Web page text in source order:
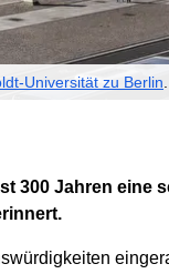
Universität zu Berlin
300 Jahren eine